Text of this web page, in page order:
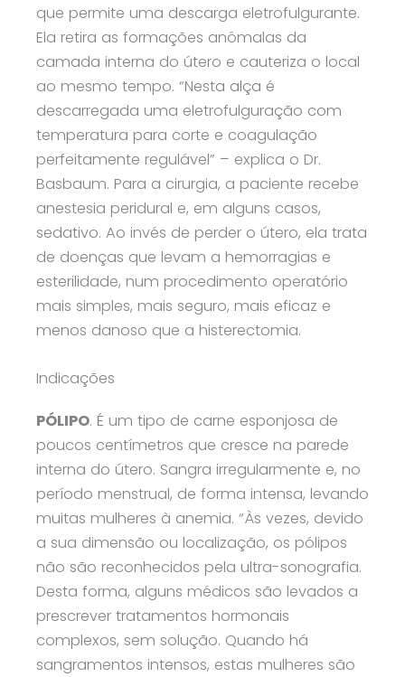
que permite uma descarga eletrofulgurante.
Ela retira as formações anômalas da
camada interna do útero e cauteriza o local
ao mesmo tempo. “Nesta alça é
descarregada uma eletrofulguração com
temperatura para corte e coagulação
perfeitamente regulável” – explica o Dr.
Basbaum. Para a cirurgia, a paciente recebe
anestesia peridural e, em alguns casos,
sedativo. Ao invés de perder o útero, ela trata
de doenças que levam a hemorragias e
esterilidade, num procedimento operatório
mais simples, mais seguro, mais eficaz e
menos danoso que a histerectomia.
Indicações
PÓLIPO. É um tipo de carne esponjosa de
poucos centímetros que cresce na parede
interna do útero. Sangra irregularmente e, no
período menstrual, de forma intensa, levando
muitas mulheres à anemia. “Às vezes, devido
a sua dimensão ou localização, os pólipos
não são reconhecidos pela ultra-sonografia.
Desta forma, alguns médicos são levados a
prescrever tratamentos hormonais
complexos, sem solução. Quando há
sangramentos intensos, estas mulheres são